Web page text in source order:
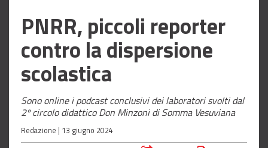
PNRR, piccoli reporter
contro la dispersione
scolastica
Sono online i podcast conclusivi dei laboratori svolti dal
2º circolo didattico Don Minzoni di Somma Vesuviana
Redazione | 13 giugno 2024